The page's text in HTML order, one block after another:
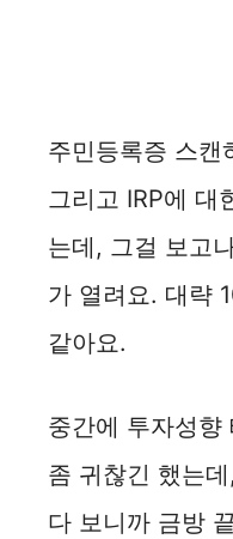
주민등록증 스캔
그리고 IRP에 대
는데, 그걸 보고
가 열려요. 대략
같아요.
중간에 투자성향
좀 귀찮긴 했는
다 보니까 금방